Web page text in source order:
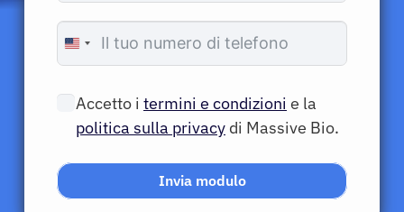
United
+1
Accetto i termini e condizioni e la
politica sulla privacy di Massive Bio.
Invia modulo